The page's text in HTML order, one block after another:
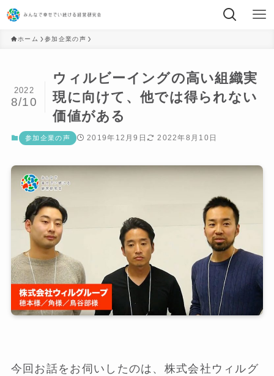
ホーム 参加企業の声
ウィルビーイングの高い組織実
現に向けて、他では得られない
価値がある
2022
8/10
参加企業の声 2019年12月9日 2022年8月10日
今回お話をお伺いしたのは、株式会社ウィルグ